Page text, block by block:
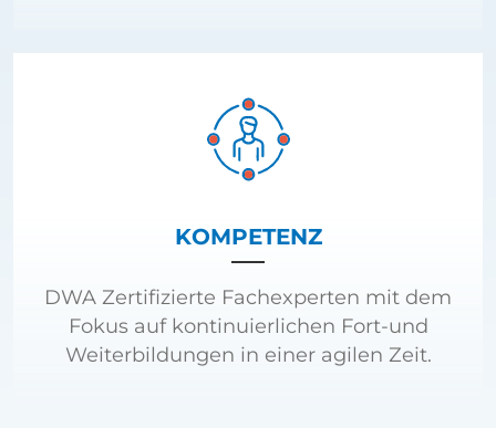
KOMPETENZ
DWA Zertifizierte Fachexperten mit dem
Fokus auf kontinuierlichen Fort-und
Weiterbildungen in einer agilen Zeit.